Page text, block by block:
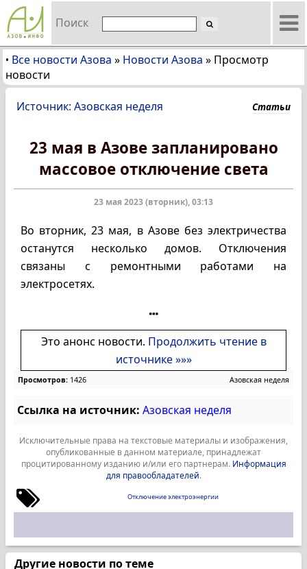
Поиск
• Все новости Азова » Новости Азова » Просмотр
новости
Источник: Азовская неделя Статьи
23 мая в Азове запланировано
массовое отключение света
23 мая 2023 (вторник), 03:13
Во вторник, 23 мая, в Азове без электричества
останутся несколько домов. Отключения
связаны с ремонтными работами на
электросетях.
Это анонс новости. Продолжить чтение в
источнике »»»
Просмотров: 1426 Азовская неделя
Ссылка на источник: Азовская неделя
Исключительные права на текстовые материалы и изображения,
опубликованные в данном материале, принадлежат
процитированному изданию и/или его партнерам. Информация
для правообладателей.
Отключение электроэнергии
Другие новости по теме